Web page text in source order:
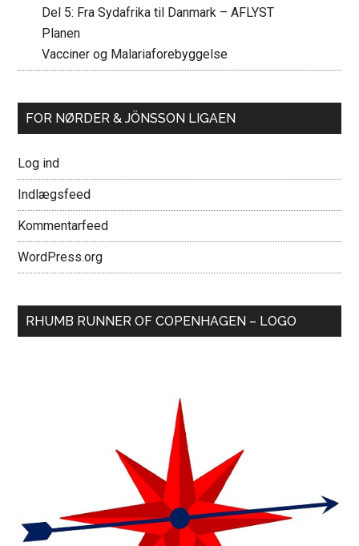
Del 5: Fra Sydafrika til Danmark – AFLYST
Planen
Vacciner og Malariaforebyggelse
FOR NØRDER & JÖNSSON LIGAEN
Log ind
Indlægsfeed
Kommentarfeed
WordPress.org
RHUMB RUNNER OF COPENHAGEN – LOGO